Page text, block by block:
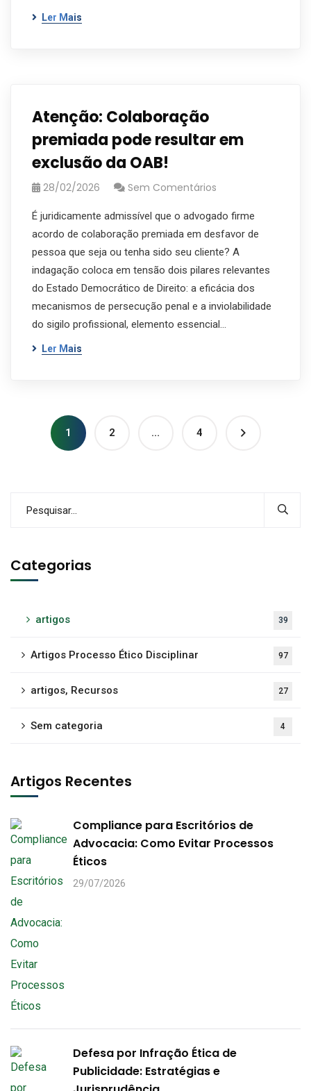
Ler Mais
Atenção: Colaboração
premiada pode resultar em
exclusão da OAB!
28/02/2026 Sem Comentários
É juridicamente admissível que o advogado firme
acordo de colaboração premiada em desfavor de
pessoa que seja ou tenha sido seu cliente? A
indagação coloca em tensão dois pilares relevantes
do Estado Democrático de Direito: a eficácia dos
mecanismos de persecução penal e a inviolabilidade
do sigilo profissional, elemento essencial…
Ler Mais
1 2 … 4
Categorias
artigos 39
Artigos Processo Ético Disciplinar 97
artigos, Recursos 27
Sem categoria 4
Artigos Recentes
Compliance para Escritórios de
Advocacia: Como Evitar Processos
Éticos
29/07/2026
Defesa por Infração Ética de
Publicidade: Estratégias e